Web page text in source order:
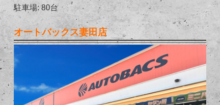
駐車場: 80台
オートバックス妻田店